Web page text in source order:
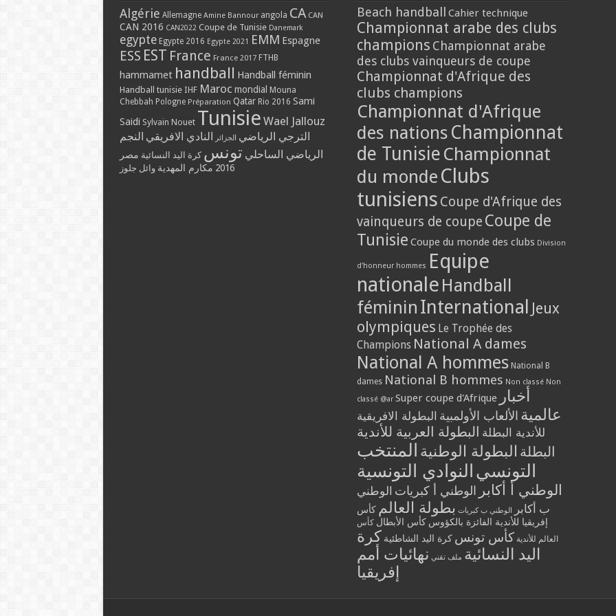
Algérie Allemagne Amine Bannour angola CA CAN
CAN 2016 CAN2022 Coupe de Tunisie Danemark
egypte Egypte 2016 Egypte 2021 EMM Espagne
ESS EST France France 2017 FTHB
hammamet handball Handball féminin
Handball tunisie IHF Maroc mondial Mouna
Chebbah Pologne Préparation Qatar Rio 2016 Sami
Saidi Sylvain Nouet Tunisie Wael Jallouz
الترجي الرياضي الجزائر النادي الافريقي النجم
الرياضي الساحلي تونس كرة اليد النسائية مصر
2016 مكارم المهدية وائل جلوز
Beach handball Cahier technique
Championnat arabe des clubs
champions Championnat arabe
des clubs vainqueurs de coupe
Championnat d'Afrique des
clubs champions
Championnat d'Afrique
des nations Championnat
de Tunisie Championnat
du monde Clubs
tunisiens Coupe d'Afrique des
vainqueurs de coupe Coupe de
Tunisie Coupe du monde des clubs Division
d'honneur hommes Equipe
nationale Handball
féminin International Jeux
olympiques Le Trophée des
Champions National A dames
National A hommes National B
dames National B hommes Non classé Non
classé @ar Super coupe d'Afrique أخبار
عالمية الألعاب الأولمبية البطولة الافريقية
للأندية البطلة البطولة العربية للأندية
البطلة البطولة الوطنية المنتخب
التونسي النوادي التونسية
الوطني أ أكابر الوطني أ كبريات الوطني
ب أكابر
الوطني ب كبريات بطولة العالم كأس
إفريقيا للأندية الفائزة بالكؤوس كأس الأبطال كأس
العالم للأندية كأس تونس كرة اليد الشاطئية كرة
اليد النسائية ملف تقني نهائيات أمم
إفريقيا